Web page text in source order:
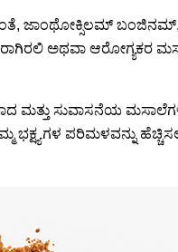
ಜಾಂಥೋಕ್ಸಿಲಮ್
ಅಥವಾ
ಮತ್ತು ಸುವಾಸನೆಯ
ಪರಿಮಳವನ್ನು